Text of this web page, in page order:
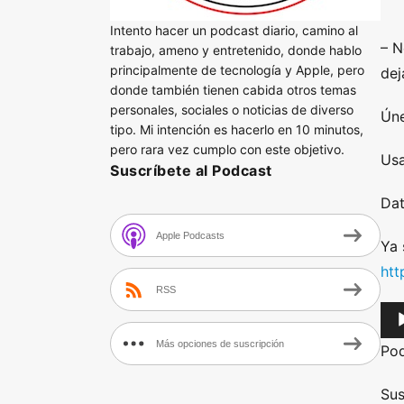
–
Ya
u
i
Intento hacer un podcast diario, camino al
trabajo, ameno y entretenido, donde hablo
principalmente de tecnología y Apple, pero
donde también tienen cabida otros temas
personales, sociales o noticias de diverso
tipo. Mi intención es hacerlo en 10 minutos,
pero rara vez cumplo con este objetivo.
Suscríbete al Podcast
Apple Podcasts
RSS
Más opciones de suscripción